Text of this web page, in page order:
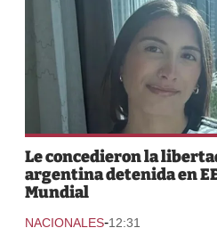
Le concedieron la
argentina detenida en
Mundial
NACIONALES-12:31